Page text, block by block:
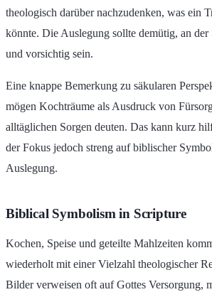
theologisch darüber nachzudenken, was ein
könnte. Die Auslegung sollte demütig, an der
und vorsichtig sein.
Eine knappe Bemerkung zu säkularen
mögen Kochträume als Ausdruck von
alltäglichen Sorgen deuten. Das kann kurz
der Fokus jedoch streng auf biblischer
Auslegung.
Biblical Symbolism in Scripture
Kochen, Speise und geteilte Mahlzeiten
wiederholt mit einer Vielzahl theologischer
Bilder verweisen oft auf Gottes Versorgung,